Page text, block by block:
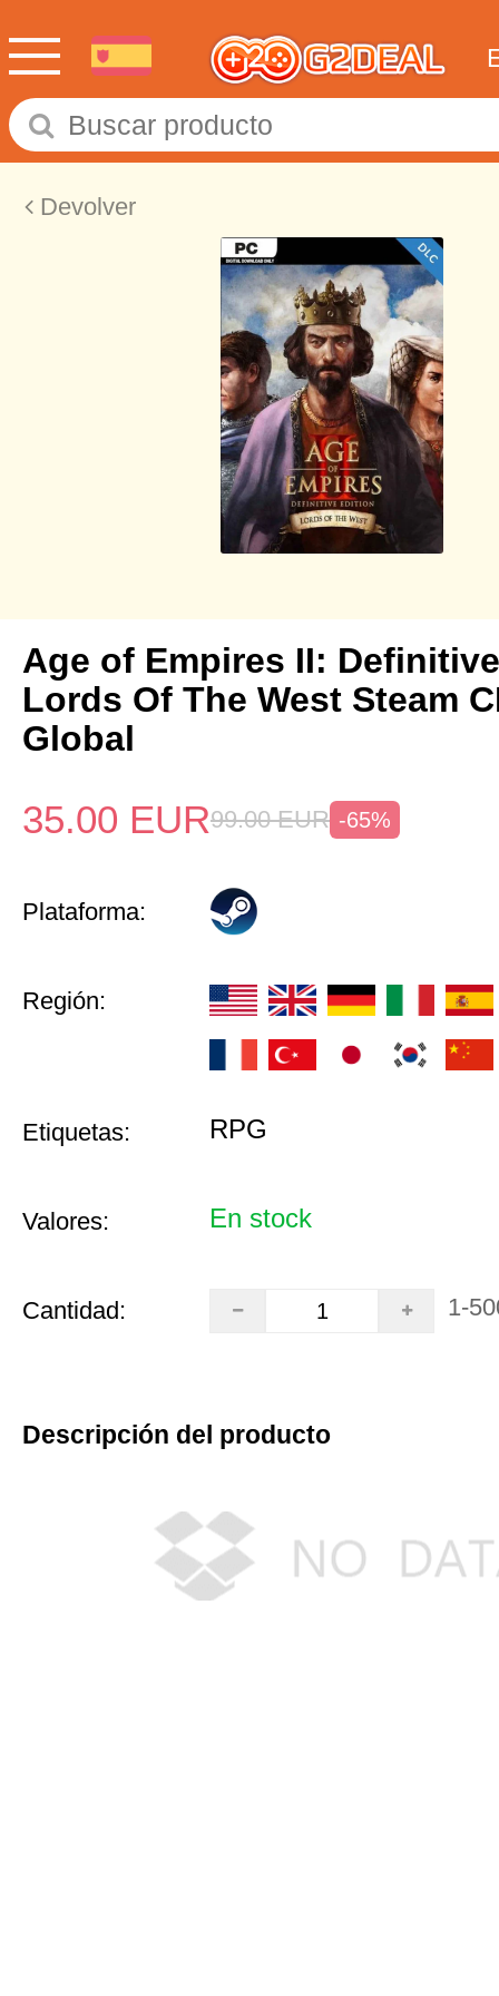
Devolver
Age of Empires II:
Lords Of The West Steam
Global
35.00 EUR99.00 EUR -65%
Plataforma:
Región:
Etiquetas: RPG
Valores: En stock
Cantidad: 1-
Descripción del producto